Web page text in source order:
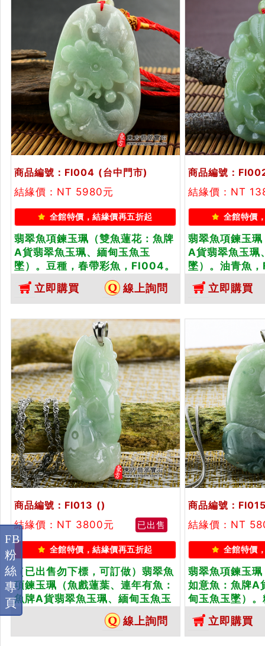
商品編號：FI004 (台中門市)
結緣價：NT 5980元
全館特價，結緣價再五折起
翡翠魚項鍊玉珮（雙魚蓮花：魚牌
A貨翡翠魚玉珮、緬甸玉魚玉
墜）。豆種，春帶彩魚，FI004。
客製化訂做各種翡翠魚吊墜玉珮項
鍊。★附A貨翡翠雙證書
立即購買 線上詢問
商品編號：
結緣價：NT
全館特價
翡翠魚項鍊玉
A貨翡翠魚玉珮
墜）。油青魚
做各種翡翠魚
A貨翡翠雙證書
立即購買
商品編號：FI013 ()
結緣價：NT 3800元
已出售
全館特價，結緣價再五折起
（已出售勿下標，可訂做）翡翠魚
項鍊玉珮（魚戲蓮葉、連年有魚：
魚牌A貨翡翠魚玉珮、緬甸玉魚玉
墜）。糯豆種魚，FI013。客製化
訂做各種翡翠魚吊墜玉珮項鍊。★
附A貨翡翠雙證書
線上詢問
商品編號：
結緣價：NT
全館特價
翡翠魚項鍊玉
如意魚：魚牌A
甸玉魚玉墜）
FI015。客製
墜玉珮項鍊。
立即購買
FB
粉
絲
專
頁